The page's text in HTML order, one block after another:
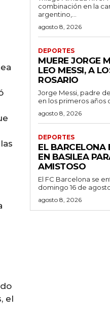
el
combinación en la
argentino,...
agosto 8, 2026
DEPORTES
MUERE JORGE
LEO MESSI, A
ROSARIO
Jorge Messi, padre
en los primeros años
agosto 8, 2026
DEPORTES
EL BARCELONA
EN BASILEA
AMISTOSO
El FC Barcelona se
domingo 16 de agosto,
agosto 8, 2026